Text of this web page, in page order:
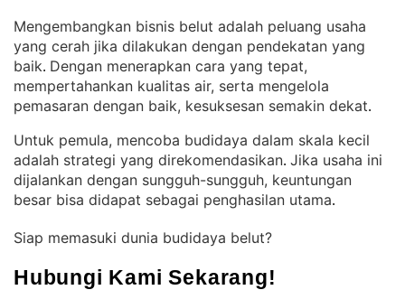
Mengembangkan bisnis belut adalah peluang usaha
yang cerah jika dilakukan dengan pendekatan yang
baik. Dengan menerapkan cara yang tepat,
mempertahankan kualitas air, serta mengelola
pemasaran dengan baik, kesuksesan semakin dekat.
Untuk pemula, mencoba budidaya dalam skala kecil
adalah strategi yang direkomendasikan. Jika usaha ini
dijalankan dengan sungguh-sungguh, keuntungan
besar bisa didapat sebagai penghasilan utama.
Siap memasuki dunia budidaya belut?
Hubungi Kami Sekarang!